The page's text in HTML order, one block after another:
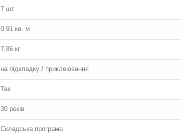
7 шт
0.91 кв. м
7,86 кг
на підкладку / приклеювання
Так
30 років
Складська програма